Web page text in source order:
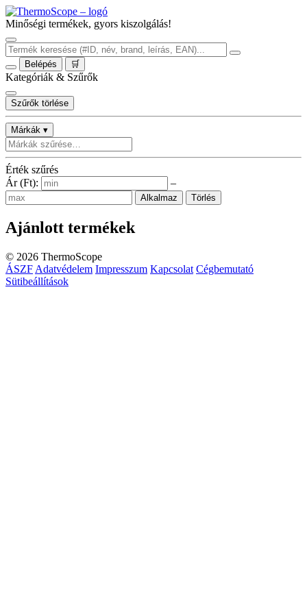
Minőségi termékek, gyors kiszolgálás!
Belépés 🛒
Kategóriák & Szűrők
Szűrők törlése
Márkák ▾
Érték szűrés
Ár (Ft):
–
Alkalmaz Törlés
Ajánlott termékek
© 2026 ThermoScope
ÁSZF Adatvédelem Impresszum Kapcsolat Cégbemutató
Sütibeállítások